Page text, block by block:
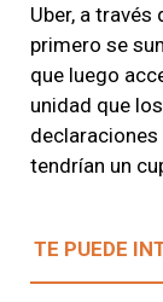
Uber, a
primero se
que luego
unidad que
declaraciones
tendrían un
TE PUEDE